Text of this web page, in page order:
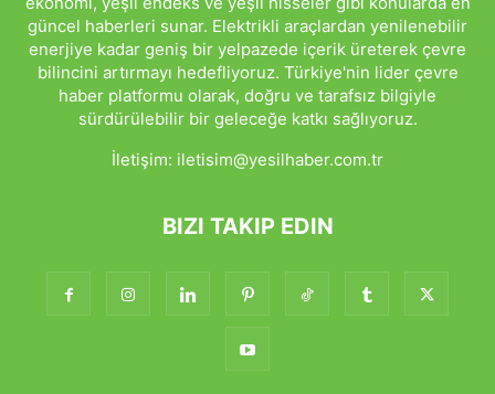
güncel haberleri sunar. Elektrikli araçlardan yenilenebilir
enerjiye kadar geniş bir yelpazede içerik üreterek çevre
bilincini artırmayı hedefliyoruz. Türkiye'nin lider çevre
haber platformu olarak, doğru ve tarafsız bilgiyle
sürdürülebilir bir geleceğe katkı sağlıyoruz.
İletişim: iletisim@yesilhaber.com.tr
BIZI TAKIP EDIN